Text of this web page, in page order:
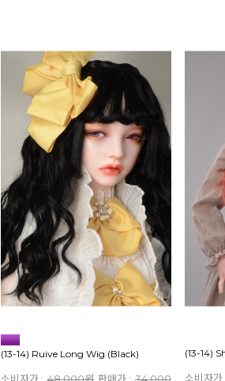
(13-14) Ruive Long Wig (Black)
소비자가 : 48,000원 판매가 : 34,000
(13-14)
소비자가